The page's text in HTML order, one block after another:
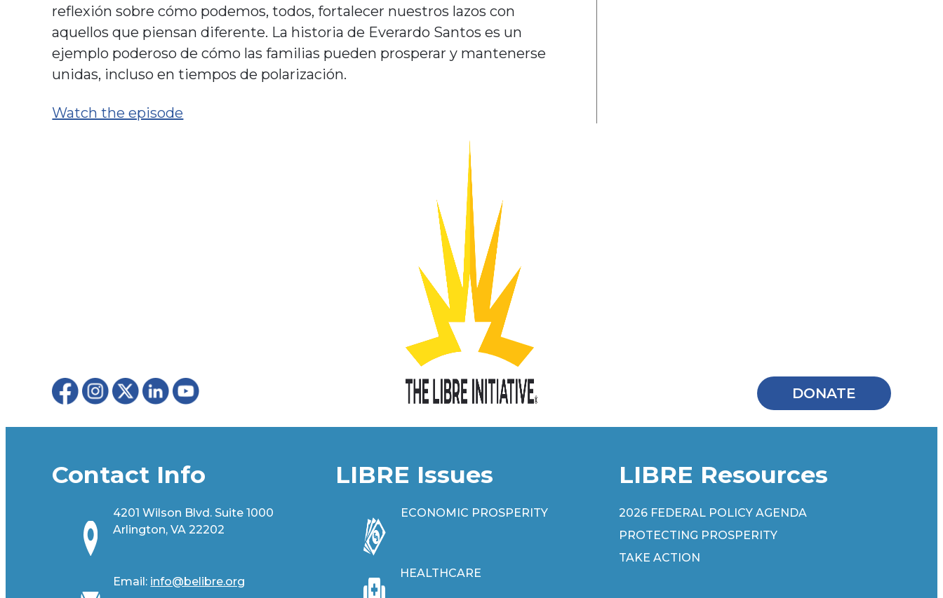
reflexión sobre cómo podemos, todos, fortalecer nuestros lazos con
aquellos que piensan diferente. La historia de Everardo Santos es un
ejemplo poderoso de cómo las familias pueden prosperar y mantenerse
unidas, incluso en tiempos de polarización.
Watch the episode
DONATE
Contact Info
4201 Wilson Blvd. Suite 1000
Arlington, VA 22202
Email: info@belibre.org
LIBRE Issues
ECONOMIC PROSPERITY
HEALTHCARE
LIBRE Resources
2026 FEDERAL POLICY AGENDA
PROTECTING PROSPERITY
TAKE ACTION